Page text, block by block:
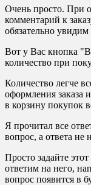
Очень просто. При
комментарий к
обязательно
Вот у Вас кнопка
количество при
Количество легче
оформления заказа
в корзину покупок
Я прочитал все
вопрос, а ответа не
Просто задайте
ответим на него,
вопрос появится в